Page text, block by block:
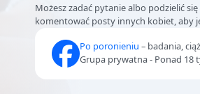
Możesz zadać pytanie albo podzielić
komentować posty innych kobiet, aby
Po poronieniu – badania,
Grupa prywatna - Ponad 18